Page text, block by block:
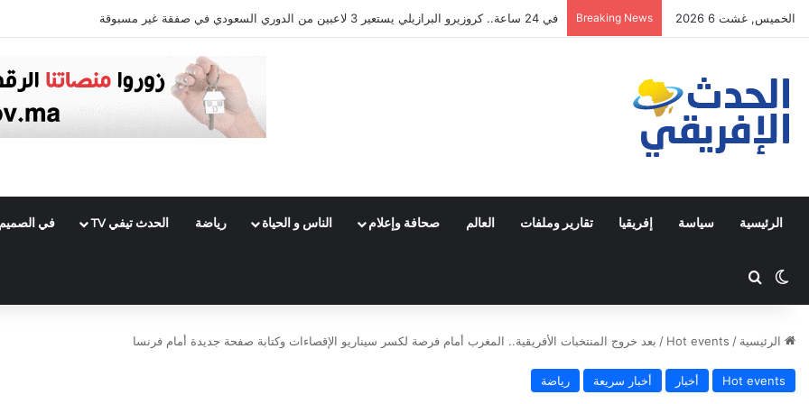
الخميس, غشت 6 2026 Breaking News في 24 ساعة.. كروزيرو البرازيلي يستعير 3 لاعبين من الدوري السعودي في صفقة غير مسبوقة
الرئيسية سياسة إفريقيا تقارير وملفات العالم صحافة وإعلام الناس و الحياة رياضة الحدث تيفي TV في الصميم
Switch skin
ابحث عن
الرئيسية /
Hot events
/ بعد خروج المنتخبات الأفريقية.. المغرب أمام فرصة لكسر سيناريو الإقصاءات وكتابة صفحة جديدة أمام فرنسا
Hot events أخبار أخبار سريعة رياضة